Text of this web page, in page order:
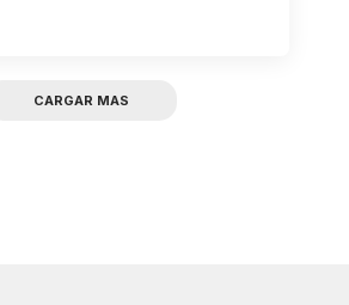
CARGAR MAS